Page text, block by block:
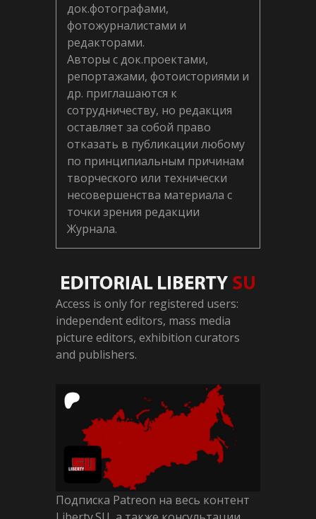
док.фотографами,
фотожурналистами и
редакторами.
Авторы с док.проектами,
репортажами, фотоисториями и
др. приглашаются к
сотрудничеству, но редакция
оставляет за собой право
отказать в публикации любому
по принципиальным причинам
творческого или технически
несовершенства материала с
точки зрения редакции
Журнала.
Access is only for registered users:
independent editors, mass media
picture editors, exhibition curators
and publishers.
Подписка Patreon на весь контент